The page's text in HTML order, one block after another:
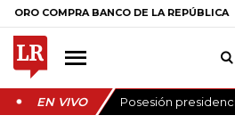
COMPRA BANCO DE LA REPÚBLICA $
EN VIVO Posesión